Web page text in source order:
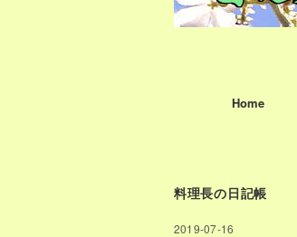
Home
料理長の日記帳
2019-07-16